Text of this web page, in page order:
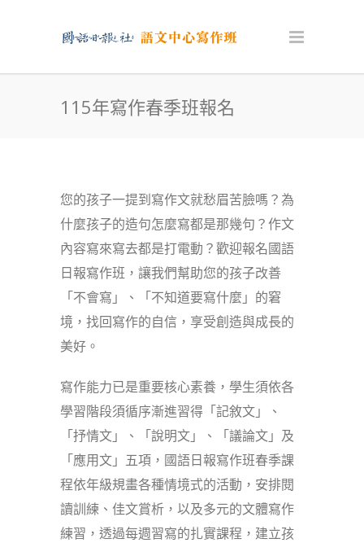
115年寫作春季班報名
您的孩子一提到寫作文就愁眉苦臉嗎？為
什麼孩子的造句怎麼寫都是那幾句？作文
內容寫來寫去都是打電動？歡迎報名國語
日報寫作班，讓我們幫助您的孩子改善
「不會寫」、「不知道要寫什麼」的窘
境，找回寫作的自信，享受創造與成長的
美好。
寫作能力已是重要核心素養，學生須依各
學習階段須循序漸進習得「記敘文」、
「抒情文」、「說明文」、「議論文」及
「應用文」五項，國語日報寫作班春季課
程依年級規畫各種情境式的活動，安排閱
讀訓練、佳文賞析，以及多元的文體寫作
練習，透過每週習寫的扎實課程，建立孩